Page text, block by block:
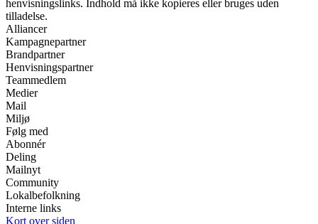
henvisningslinks. Indhold må ikke kopieres eller bruges uden
tilladelse.
Alliancer
Kampagnepartner
Brandpartner
Henvisningspartner
Teammedlem
Medier
Mail
Miljø
Følg med
Abonnér
Deling
Mailnyt
Community
Lokalbefolkning
Interne links
Kort over siden